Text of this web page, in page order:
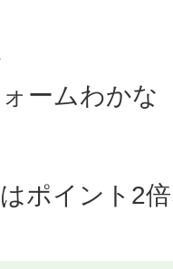
ームわかな
ポイント2